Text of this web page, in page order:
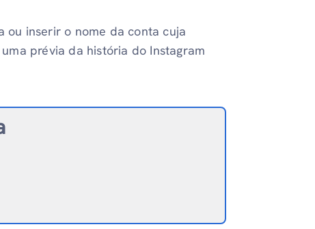
ou inserir o nome da conta cuja
prévia da história do Instagram